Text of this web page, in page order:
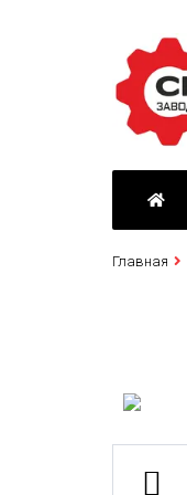
Главная